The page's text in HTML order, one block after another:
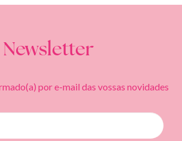
Newsletter
por e-mail das vossas novidades